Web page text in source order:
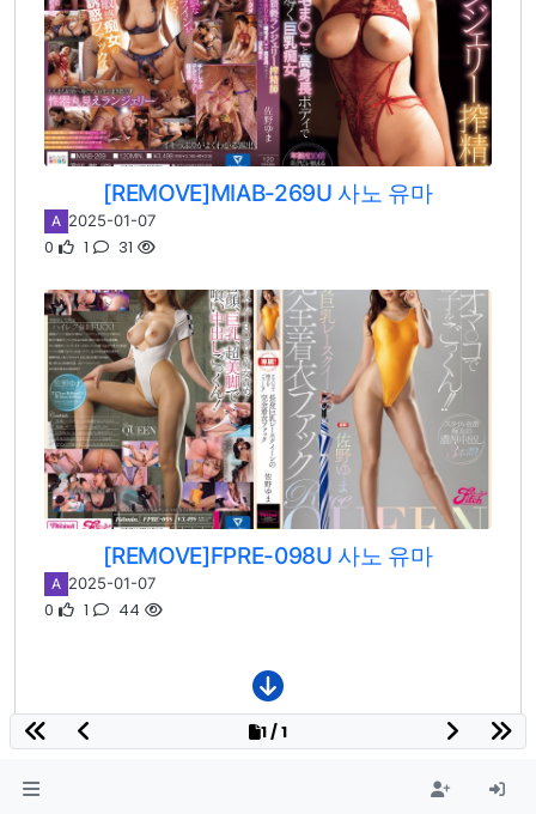
[REMOVE]MIAB-269U 사노 유마
A 2025-01-07
0 1 31
[REMOVE]FPRE-098U 사노 유마
A 2025-01-07
0 1 44
1 / 1